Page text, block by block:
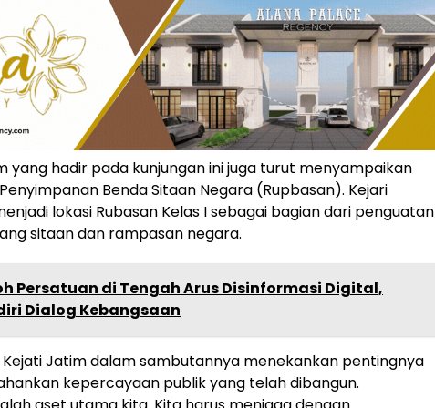
yang hadir pada kunjungan ini juga turut menyampaikan
Benda Sitaan Negara (Rupbasan). Kejari
lokasi Rubasan Kelas I sebagai bagian dari penguatan
sitaan dan rampasan negara.
Persatuan di Tengah Arus Disinformasi Digital,
Dialog Kebangsaan
Jatim dalam sambutannya menekankan pentingnya
kepercayaan publik yang telah dibangun.